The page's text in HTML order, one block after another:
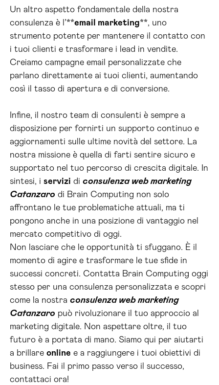
Un altro aspetto fondamentale della nostra
consulenza è l’**email marketing**, uno
strumento potente per mantenere il contatto con
i tuoi clienti e trasformare i lead in vendite.
Creiamo campagne email personalizzate che
parlano direttamente ai tuoi clienti, aumentando
così il tasso di apertura e di conversione.
Infine, il nostro team di consulenti è sempre a
disposizione per fornirti un supporto continuo e
aggiornamenti sulle ultime novità del settore. La
nostra missione è quella di farti sentire sicuro e
supportato nel tuo percorso di crescita digitale. In
sintesi, i servizi di consulenza web marketing
Catanzaro di Brain Computing non solo
affrontano le tue problematiche attuali, ma ti
pongono anche in una posizione di vantaggio nel
mercato competitivo di oggi.
Non lasciare che le opportunità ti sfuggano. È il
momento di agire e trasformare le tue sfide in
successi concreti. Contatta Brain Computing oggi
stesso per una consulenza personalizzata e scopri
come la nostra consulenza web marketing
Catanzaro può rivoluzionare il tuo approccio al
marketing digitale. Non aspettare oltre, il tuo
futuro è a portata di mano. Siamo qui per aiutarti
a brillare online e a raggiungere i tuoi obiettivi di
business. Fai il primo passo verso il successo,
contattaci ora!